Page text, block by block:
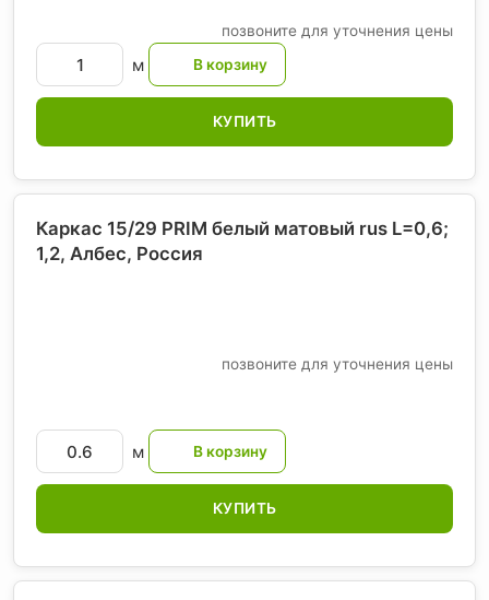
позвоните для уточнения цены
м
КУПИТЬ
Каркас 15/29 PRIM белый матовый rus L=0,6;
1,2, Албес, Россия
позвоните для уточнения цены
м
КУПИТЬ